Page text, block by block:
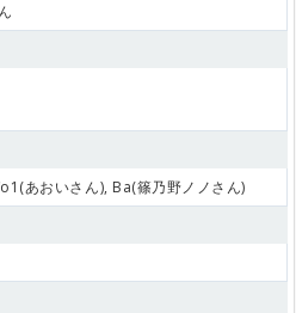
あおいさん), Ba(篠乃野ノノさん)